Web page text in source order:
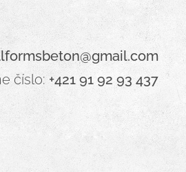
číslo: +421 91 92 93 437